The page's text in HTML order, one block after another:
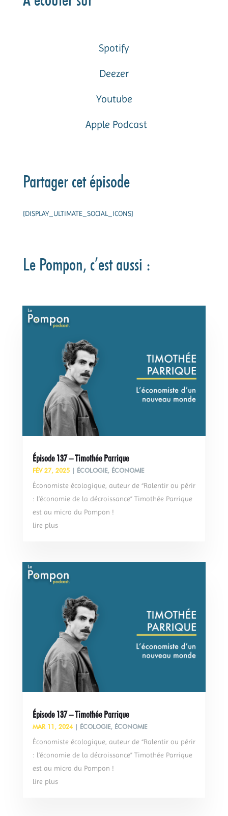
Spotify
Deezer
Youtube
Apple Podcast
Partager cet épisode
[DISPLAY_ULTIMATE_SOCIAL_ICONS]
Le Pompon, c’est aussi :
Épisode 137 – Timothée Parrique
FÉV 27, 2025| ÉCOLOGIE, ÉCONOMIE
Économiste écologique, auteur de “Ralentir ou périr
: l’économie de la décroissance” Timothée Parrique
est au micro du Pompon !
lire plus
Épisode 137 – Timothée Parrique
MAR 11, 2024| ÉCOLOGIE, ÉCONOMIE
Économiste écologique, auteur de “Ralentir ou périr
: l’économie de la décroissance” Timothée Parrique
est au micro du Pompon !
lire plus